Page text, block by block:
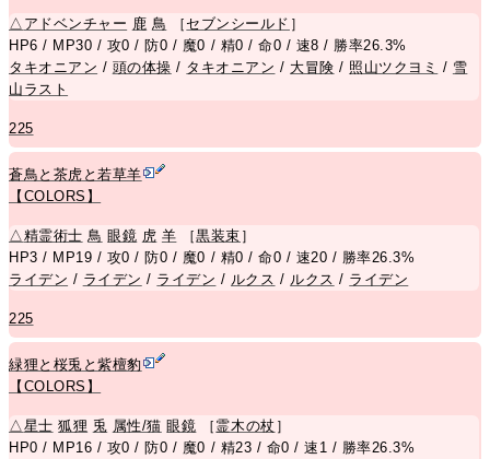
△ アドベンチャー 鹿 鳥 ［ セブンシールド ］
HP6 / MP30 / 攻0 / 防0 / 魔0 / 精0 / 命0 / 速8 / 勝率26.3%
タキオニアン / 頭の体操 / タキオニアン / 大冒険 / 照山ツクヨミ / 雪
山ラスト
225
蒼鳥と茶虎と若草羊
【COLORS】
△精霊術士 鳥 眼鏡 虎 羊 ［黒装束 ］
HP3 / MP19 / 攻0 / 防0 / 魔0 / 精0 / 命0 / 速20 / 勝率26.3%
ライデン / ライデン / ライデン / ルクス / ルクス / ライデン
225
緑狸と桜兎と紫檀豹
【COLORS】
△ 星士 狐狸 兎 属性/猫 眼鏡 ［ 霊木の杖 ］
HP0 / MP16 / 攻0 / 防0 / 魔0 / 精23 / 命0 / 速1 / 勝率26.3%